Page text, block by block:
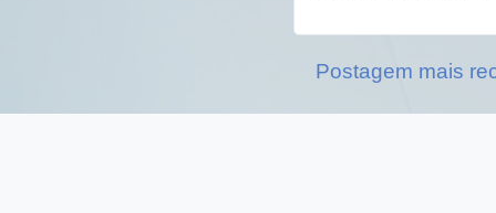
Postagem mais